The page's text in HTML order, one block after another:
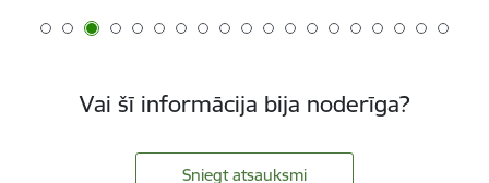
Vai šī informācija bija noderīga?
Sniegt atsauksmi